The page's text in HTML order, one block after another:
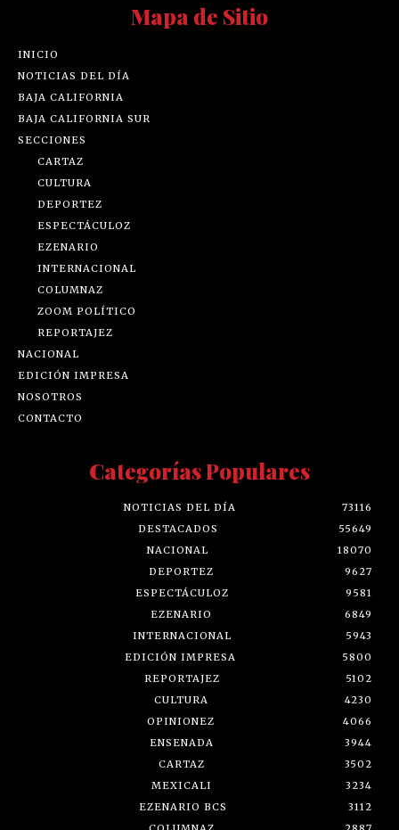
Mapa de Sitio
INICIO
NOTICIAS DEL DÍA
BAJA CALIFORNIA
BAJA CALIFORNIA SUR
SECCIONES
CARTAZ
CULTURA
DEPORTEZ
ESPECTÁCULOZ
EZENARIO
INTERNACIONAL
COLUMNAZ
ZOOM POLÍTICO
REPORTAJEZ
NACIONAL
EDICIÓN IMPRESA
NOSOTROS
CONTACTO
Categorías Populares
NOTICIAS DEL DÍA
73116
DESTACADOS
55649
NACIONAL
18070
DEPORTEZ
9627
ESPECTÁCULOZ
9581
EZENARIO
6849
INTERNACIONAL
5943
EDICIÓN IMPRESA
5800
REPORTAJEZ
5102
CULTURA
4230
OPINIONEZ
4066
ENSENADA
3944
CARTAZ
3502
MEXICALI
3234
EZENARIO BCS
3112